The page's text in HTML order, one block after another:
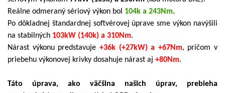
Reálne odmeraný sériový výkon bol 104k a 243Nm.
Po dôkladnej štandardnej softvérovej úprave sme výkon navýšili
na stabilných 103kW (140k) a 310Nm.
Nárast výkonu predstavuje +36k (+27kW) a +67Nm, pričom v
priebehu výkonovej krivky dosahuje nárast aj +80Nm.
Táto úprava, ako väčšina našich úprav, prebieha